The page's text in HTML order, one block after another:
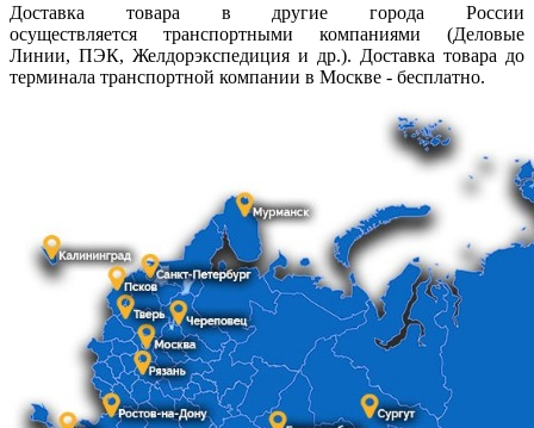
Доставка товара в другие города России
осуществляется транспортными компаниями (Деловые
Линии, ПЭК, Желдорэкспедиция и др.). Доставка товара до
терминала транспортной компании в Москве - бесплатно.